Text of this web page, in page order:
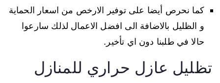
كما نحرص أيضا على توفير الارخص من اسعار الحماية
و الظليل بالاضافة الى افضل الاعمال لذلك سارعوا
حالا في طلبنا دون اي تأخير.
تظليل عازل حراري للمنازل